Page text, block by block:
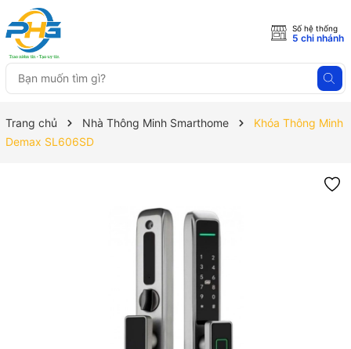
Số hệ thống
5 chi nhánh
Trang chủ Nhà Thông Minh Smarthome
Khóa Thông Minh
Demax SL606SD